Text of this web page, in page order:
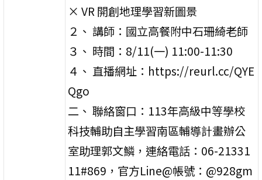
× VR 開創地理學習新圖景
２、 講師：國立高餐附中石珊綺老師
３、 時間：8/11(一) 11:00-11:30
４、 直播網址：https://reurl.cc/QYE
Qgo
二、 聯絡窗口：113年高級中等學校
科技輔助自主學習南區輔導計畫辦公
室助理郭文鱗，連絡電話：06-21331
11#869，官方Line@帳號：@928gm